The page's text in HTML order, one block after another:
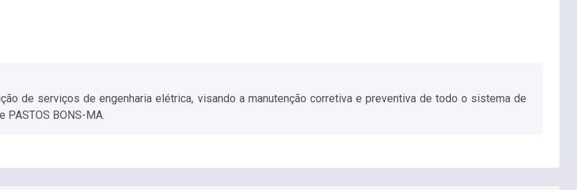
de serviços de engenharia elétrica, visando a manutenção corretiva e preventiva de todo o sistema de
PASTOS BONS-MA.